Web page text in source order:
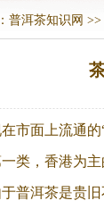
普洱茶知识网 >>
市面上流通的
类，香港为
普洱茶是贵